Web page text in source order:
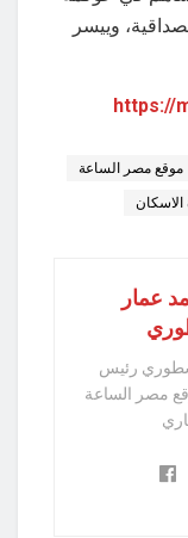
وييسر
https://
موقع مصر الساعة
الاسكان
عمار
رئيس
مصر الساعة